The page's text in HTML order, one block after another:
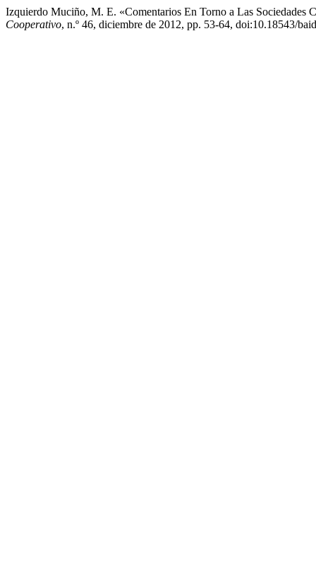
Izquierdo Muciño, M. E. «Comentarios En Torno a Las Sociedades
Cooperativo, n.º 46, diciembre de 2012, pp. 53-64, doi:10.18543/